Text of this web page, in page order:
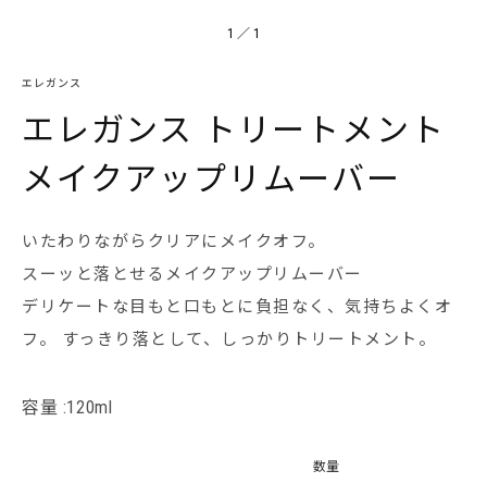
1 ／ 1
エレガンス
エレガンス トリートメント
メイクアップリムーバー
いたわりながらクリアにメイクオフ。
スーッと落とせるメイクアップリムーバー
デリケートな目もと口もとに負担なく、気持ちよくオ
フ。 すっきり落として、しっかりトリートメント。
容量 :120ml
数量